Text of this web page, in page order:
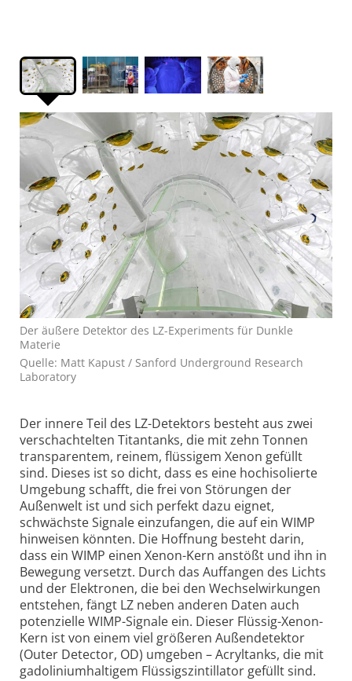
Der äußere Detektor des LZ-Experiments für Dunkle
Materie
Quelle: Matt Kapust / Sanford Underground Research
Laboratory
Der innere Teil des LZ-Detektors besteht aus zwei
verschachtelten Titantanks, die mit zehn Tonnen
transparentem, reinem, flüssigem Xenon gefüllt
sind. Dieses ist so dicht, dass es eine hochisolierte
Umgebung schafft, die frei von Störungen der
Außenwelt ist und sich perfekt dazu eignet,
schwächste Signale einzufangen, die auf ein WIMP
hinweisen könnten. Die Hoffnung besteht darin,
dass ein WIMP einen Xenon-Kern anstößt und ihn in
Bewegung versetzt. Durch das Auffangen des Lichts
und der Elektronen, die bei den Wechselwirkungen
entstehen, fängt LZ neben anderen Daten auch
potenzielle WIMP-Signale ein. Dieser Flüssig-Xenon-
Kern ist von einem viel größeren Außendetektor
(Outer Detector, OD) umgeben – Acryltanks, die mit
gadoliniumhaltigem Flüssigszintillator gefüllt sind.